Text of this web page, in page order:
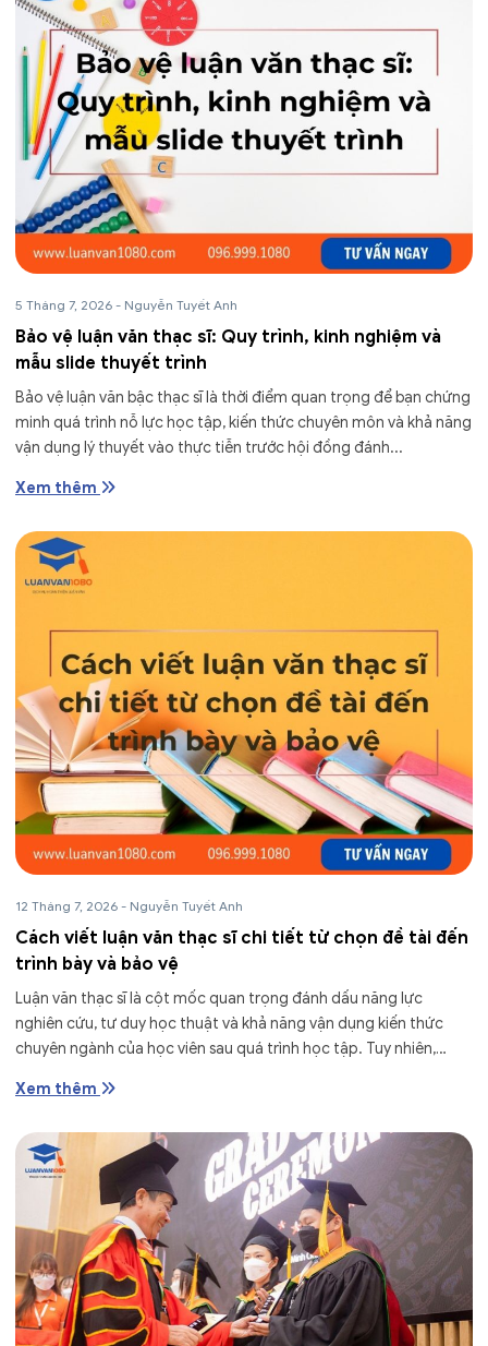
5 Tháng 7, 2026 - Nguyễn Tuyết Anh
Bảo vệ luận văn thạc sĩ: Quy trình, kinh nghiệm và
mẫu slide thuyết trình
Bảo vệ luận văn bậc thạc sĩ là thời điểm quan trọng để bạn chứng
minh quá trình nỗ lực học tập, kiến thức chuyên môn và khả năng
vận dụng lý thuyết vào thực tiễn trước hội đồng đánh...
Xem thêm
12 Tháng 7, 2026 - Nguyễn Tuyết Anh
Cách viết luận văn thạc sĩ chi tiết từ chọn đề tài đến
trình bày và bảo vệ
Luận văn thạc sĩ là cột mốc quan trọng đánh dấu năng lực
nghiên cứu, tư duy học thuật và khả năng vận dụng kiến thức
chuyên ngành của học viên sau quá trình học tập. Tuy nhiên,
Xem thêm